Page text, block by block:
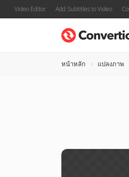
Video Editor Add Subtitles to Video
หน้าหลัก แปลงภาพ